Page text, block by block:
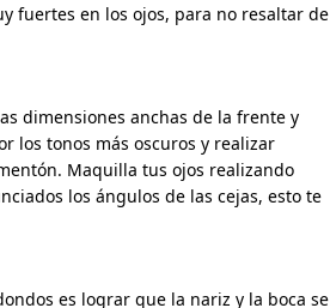
fuertes en los ojos, para no resaltar de
dimensiones anchas de la frente y
los tonos más oscuros y realizar
Maquilla tus ojos realizando
los ángulos de las cejas, esto te
es lograr que la nariz y la boca se